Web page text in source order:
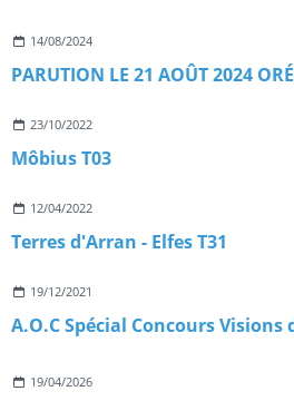
14/08/2024
PARUTION LE 21 AOÛT 2024
23/10/2022
Môbius T03
12/04/2022
Terres d'Arran - Elfes T31
19/12/2021
A.O.C Spécial Concours Visions
19/04/2026